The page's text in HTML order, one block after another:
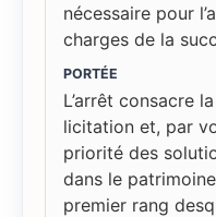
nécessaire pour
charges de la
PORTÉE
L’arrêt consacre
licitation et, par
priorité des
dans le
premier rang